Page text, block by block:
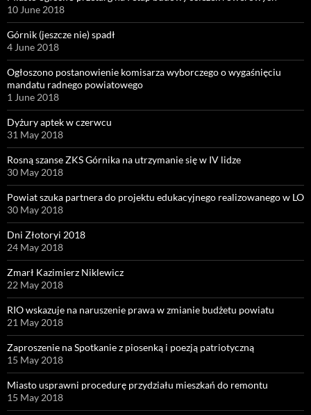
10 June 2018
Górnik (jeszcze nie) spadł
4 June 2018
Ogłoszono postanowienie komisarza wyborczego o wygaśnięciu
mandatu radnego powiatowego
1 June 2018
Dyżury aptek w czerwcu
31 May 2018
Rosną szanse ZKS Górnika na utrzymanie się w IV lidze
30 May 2018
Powiat szuka partnera do projektu edukacyjnego realizowanego w LO
30 May 2018
Dni Złotoryi 2018
24 May 2018
Zmarł Kazimierz Niklewicz
22 May 2018
RIO wskazuje na naruszenie prawa w zmianie budżetu powiatu
21 May 2018
Zaproszenie na Spotkanie z piosenką i poezją patriotyczną
15 May 2018
Miasto usprawni procedurę przydziału mieszkań do remontu
15 May 2018